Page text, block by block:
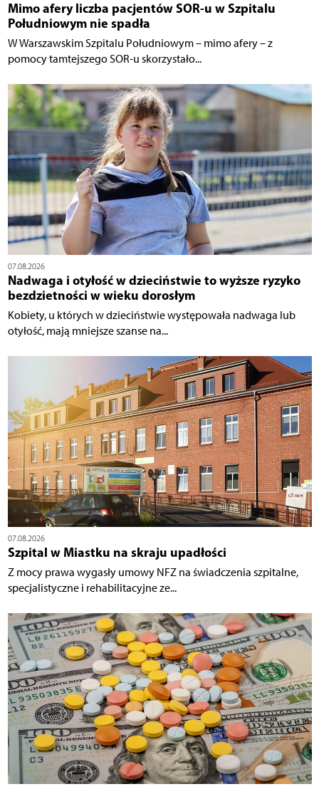
Mimo afery liczba pacjentów SOR-u w Szpitalu
Południowym nie spadła
W Warszawskim Szpitalu Południowym – mimo afery – z
pomocy tamtejszego SOR-u skorzystało...
07.08.2026
Nadwaga i otyłość w dzieciństwie to wyższe ryzyko
bezdzietności w wieku dorosłym
Kobiety, u których w dzieciństwie występowała nadwaga lub
otyłość, mają mniejsze szanse na...
07.08.2026
Szpital w Miastku na skraju upadłości
Z mocy prawa wygasły umowy NFZ na świadczenia szpitalne,
specjalistyczne i rehabilitacyjne ze...